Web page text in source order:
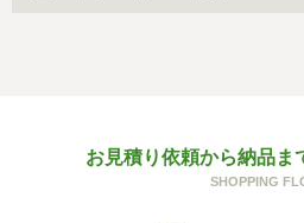
お見積り依頼から納品ま
SHOPPING